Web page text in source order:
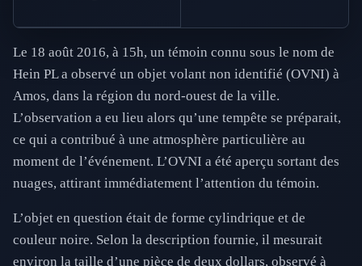
Le 18 août 2016, à 15h, un témoin connu sous le nom de
Hein PL a observé un objet volant non identifié (OVNI) à
Amos, dans la région du nord-ouest de la ville.
L’observation a eu lieu alors qu’une tempête se préparait,
ce qui a contribué à une atmosphère particulière au
moment de l’événement. L’OVNI a été aperçu sortant des
nuages, attirant immédiatement l’attention du témoin.
L’objet en question était de forme cylindrique et de
couleur noire. Selon la description fournie, il mesurait
environ la taille d’une pièce de deux dollars, observé à